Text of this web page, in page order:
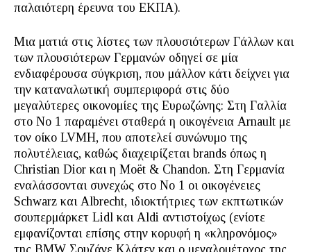
παλαιότερη έρευνα του ΕΚΠΑ).
Μια ματιά στις λίστες των πλουσιότερων Γάλλων και
των πλουσιότερων Γερμανών οδηγεί σε μία
ενδιαφέρουσα σύγκριση, που μάλλον κάτι δείχνει για
την καταναλωτική συμπεριφορά στις δύο
μεγαλύτερες οικονομίες της Ευρωζώνης: Στη Γαλλία
στο Νο 1 παραμένει σταθερά η οικογένεια Arnault με
τον οίκο LVMH, που αποτελεί συνώνυμο της
πολυτέλειας, καθώς διαχειρίζεται brands όπως η
Christian Dior και η Moët & Chandon. Στη Γερμανία
εναλάσσονται συνεχώς στο Νο 1 οι οικογένειες
Schwarz και Albrecht, ιδιοκτήτριες των εκπτωτικών
σουπερμάρκετ Lidl και Aldi αντιστοίχως (ενίοτε
εμφανίζονται επίσης στην κορυφή η «κληρονόμος»
της BMW Σουζάνε Κλάτεν και ο μεγαλομέτοχος της